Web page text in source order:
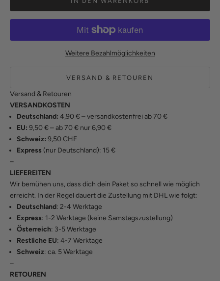
Weitere Bezahlmöglichkeiten
VERSAND & RETOUREN
Versand & Retouren
VERSANDKOSTEN
Deutschland: 4,90 € – versandkostenfrei ab 70 €
EU: 9,50 € – ab 70 € nur 6,90 €
Schweiz: 9,50 CHF
Express (nur Deutschland): 15 €
–
LIEFEREITEN
Wir bemühen uns, dass dich dein Paket so schnell wie möglich
erreicht. In der Regel dauert die Zustellung mit DHL wie folgt:
Deutschland: 2-4 Werktage
Express: 1-2 Werktage (keine Samstagszustellung)
Österreich: 3-5 Werktage
Restliche EU: 4-7 Werktage
Schweiz: ca. 5 Werktage
–
RETOUREN